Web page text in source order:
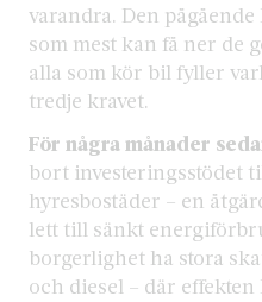
varandra. Den
som mest kan få ner de
alla som kör bil fyller
tredje kravet.
För några månader
bort investeringsstödet
hyresbostäder – en
lett till sänkt
borgerlighet ha stora
och diesel – där